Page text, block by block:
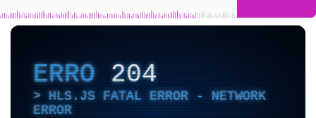
ERRO204
HLS.JS FATAL ERROR - NETWORK
ERROR